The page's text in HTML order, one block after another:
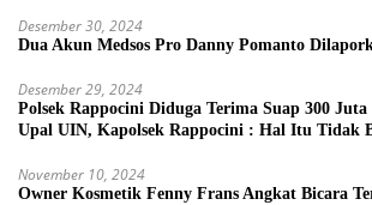
Desember 30, 2024
Dua Akun Medsos Pro Danny Pomanto
Desember 29, 2024
Polsek Rappocini Diduga Terima Suap 300
Upal UIN, Kapolsek Rappocini : Hal Itu Tidak
November 10, 2024
Owner Kosmetik Fenny Frans Angkat Bicara